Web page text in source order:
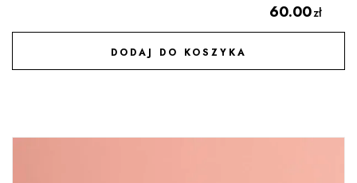
60.00zł
DODAJ DO KOSZYKA
DODAJ DO ULUBIONYCH